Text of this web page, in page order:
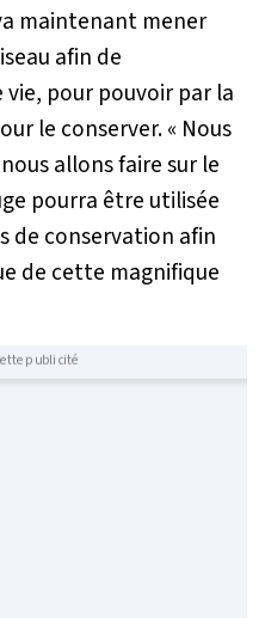
maintenant mener
afin de
pour pouvoir par la
le conserver.« Nous
allons faire sur le
pourra être utilisée
de conservation afin
de cette magnifique
publicité